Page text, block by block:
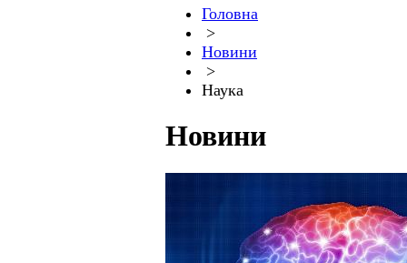
Головна
>
Новини
>
Наука
Новини